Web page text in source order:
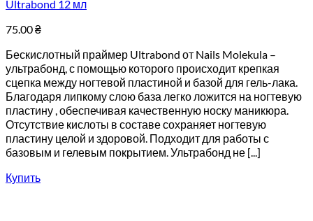
Ultrabond 12 мл
75.00₴
Бескислотный праймер Ultrabond от Nails Molekula –
ультрабонд, с помощью которого происходит крепкая
сцепка между ногтевой пластиной и базой для гель-лака.
Благодаря липкому слою база легко ложится на ногтевую
пластину , обеспечивая качественную носку маникюра.
Отсутствие кислоты в составе сохраняет ногтевую
пластину целой и здоровой. Подходит для работы с
базовым и гелевым покрытием. Ультрабонд не [...]
Купить